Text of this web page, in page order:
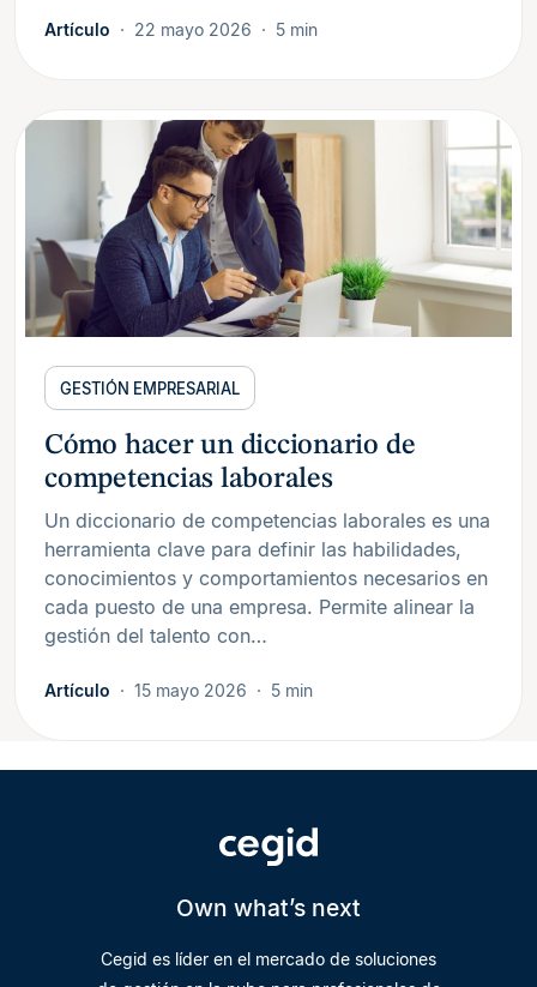
Artículo 22 mayo 2026 5 min
GESTIÓN EMPRESARIAL
Cómo hacer un diccionario de
competencias laborales
Un diccionario de competencias laborales es una
herramienta clave para definir las habilidades,
conocimientos y comportamientos necesarios en
cada puesto de una empresa. Permite alinear la
gestión del talento con…
Artículo 15 mayo 2026 5 min
Own what’s next
Cegid es líder en el mercado de soluciones